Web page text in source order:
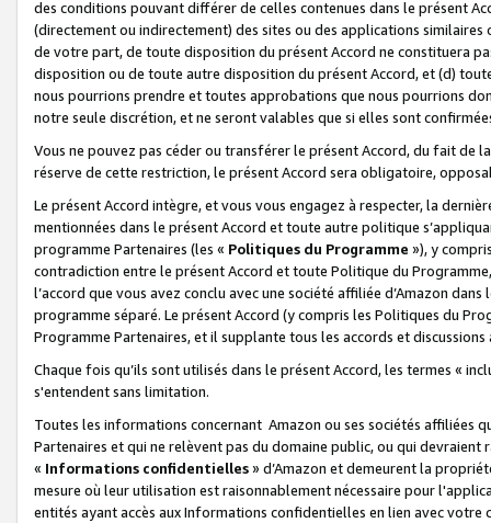
des conditions pouvant différer de celles contenues dans le présent
(directement ou indirectement) des sites ou des applications
de votre part, de toute disposition du présent Accord ne constituera
disposition ou de toute autre disposition du présent Accord, et (d)
nous pourrions prendre et toutes approbations que nous pourrions
notre seule discrétion, et ne seront valables que si elles sont
Vous ne pouvez pas céder ou transférer le présent Accord, du fait de
réserve de cette restriction, le présent Accord sera obligatoire,
Le présent Accord intègre, et vous vous engagez à respecter, la
mentionnées dans le présent Accord et toute autre politique
programme Partenaires (les « Politiques du Programme »), y
contradiction entre le présent Accord et toute Politique du
l’accord que vous avez conclu avec une société affiliée d’Amazon
programme séparé. Le présent Accord (y compris les Politiques du
Programme Partenaires, et il supplante tous les accords et discussions
Chaque fois qu’ils sont utilisés dans le présent Accord, les termes «
s'entendent sans limitation.
Toutes les informations concernant Amazon ou ses sociétés affiliées
Partenaires et qui ne relèvent pas du domaine public, ou qui
« Informations confidentielles» d’Amazon et demeurent la
mesure où leur utilisation est raisonnablement nécessaire pour
entités ayant accès aux Informations confidentielles en lien avec